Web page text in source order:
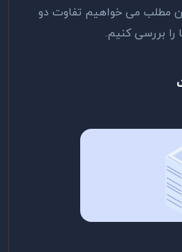
مطلب می خواهیم تفاوت دو
را بررسی کنیم.